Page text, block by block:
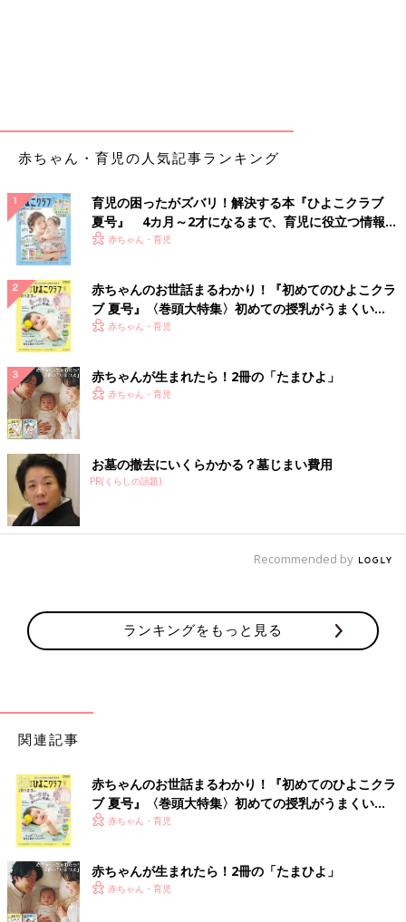
こちらはmini_ringo149さんの公園コーデ。トップスはしまむら
ブランド「khalita（ハリータ）」の2wayグラデーションニット
で、カーディガンとしても使えるアイテムだとか。丈が短めなの
しまむらのプチプラアウターが超高見え！
赤ちゃん・育児の人気記事ランキング
育児の困ったがズバリ！解決する本『ひよこクラブ
夏号』 4カ月～2才になるまで、育児に役立つ情報が
いっぱい！
赤ちゃん・育児
赤ちゃんのお世話まるわかり！『初めてのひよこクラ
ブ 夏号』〈巻頭大特集〉初めての授乳がうまくい
く！ おっぱい・ミルクの基本と夏のトラブル 解決テ
赤ちゃん・育児
赤ちゃんが生まれたら！2冊の「たまひよ」
赤ちゃん・育児
お墓の撤去にいくらかかる？墓じまい費用
PR(くらしの話題)
Recommended by
ランキングをもっと見る
関連記事
赤ちゃんのお世話まるわかり！『初めてのひよこクラ
ブ 夏号』〈巻頭大特集〉初めての授乳がうまくい
く！ おっぱい・ミルクの基本と夏のトラブル 解決テ
赤ちゃん・育児
赤ちゃんが生まれたら！2冊の「たまひよ」
赤ちゃん・育児